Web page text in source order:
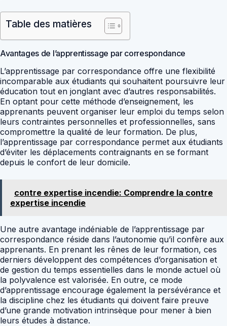
Table des matières
Avantages de l’apprentissage par correspondance
L’apprentissage par correspondance offre une flexibilité
incomparable aux étudiants qui souhaitent poursuivre leur
éducation tout en jonglant avec d’autres responsabilités.
En optant pour cette méthode d’enseignement, les
apprenants peuvent organiser leur emploi du temps selon
leurs contraintes personnelles et professionnelles, sans
compromettre la qualité de leur formation. De plus,
l’apprentissage par correspondance permet aux étudiants
d’éviter les déplacements contraignants en se formant
depuis le confort de leur domicile.
contre expertise incendie: Comprendre la contre
expertise incendie
Une autre avantage indéniable de l’apprentissage par
correspondance réside dans l’autonomie qu’il confère aux
apprenants. En prenant les rênes de leur formation, ces
derniers développent des compétences d’organisation et
de gestion du temps essentielles dans le monde actuel où
la polyvalence est valorisée. En outre, ce mode
d’apprentissage encourage également la persévérance et
la discipline chez les étudiants qui doivent faire preuve
d’une grande motivation intrinsèque pour mener à bien
leurs études à distance.